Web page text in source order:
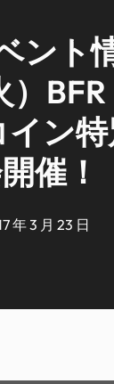
ント
）
イン
催！
年 3 月 23 日